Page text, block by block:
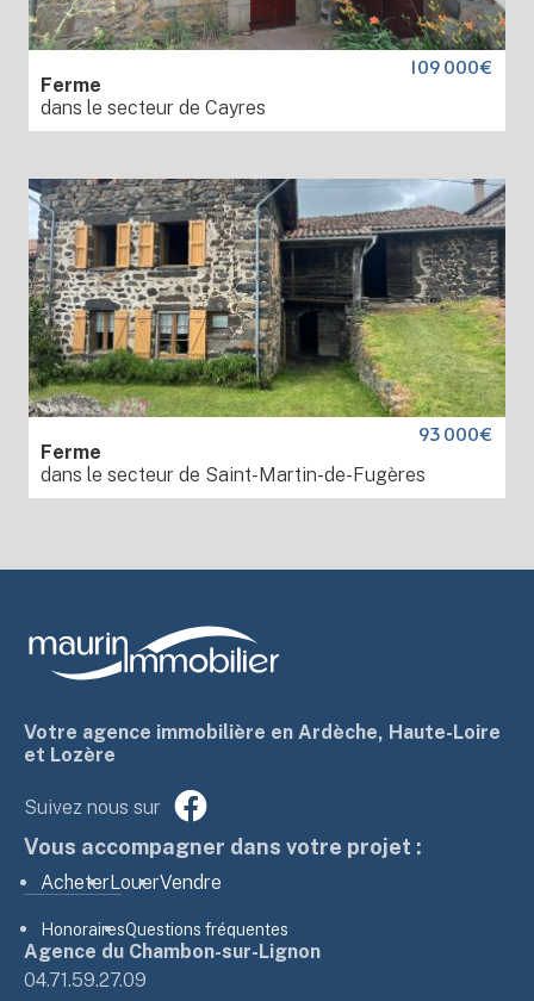
Ferme
dans le secteur de Cayres
109 000€
Ferme
dans le secteur de Saint-Martin-de-Fugères
93 000€
Votre agence immobilière en Ardèche, Haute-Loire
et Lozère
Suivez nous sur
Vous accompagner dans votre projet :
AcheterLouerVendre
HonorairesQuestions fréquentes
Agence du Chambon-sur-Lignon
04.71.59.27.09